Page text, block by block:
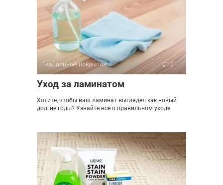
Напольные покрытия 0
Уход за ламинатом
Хотите, чтобы ваш ламинат выглядел как новый
долгие годы? Узнайте все о правильном уходе